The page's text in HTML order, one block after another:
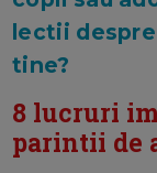
lectii
tine?
8 lucruri
parintii de